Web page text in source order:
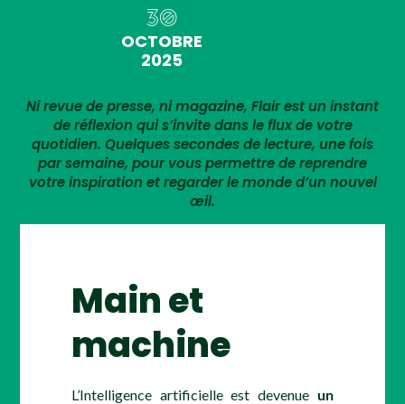
30
OCTOBRE
2025
Ni revue de presse, ni magazine, Flair est un instant
de réflexion qui s’invite dans le flux de votre
quotidien. Quelques secondes de lecture, une fois
par semaine, pour vous permettre de reprendre
votre inspiration et regarder le monde d’un nouvel
œil.
Main et
machine
L’Intelligence artificielle est devenueun